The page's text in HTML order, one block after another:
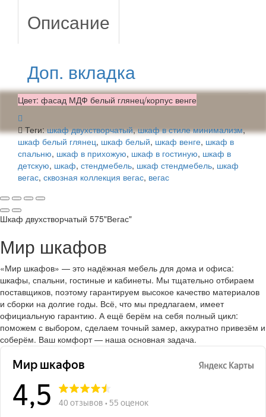
Описание
Доп. вкладка
Цвет: фасад МДФ белый глянец/корпус венге
Теги:шкаф двухстворчатый,шкаф в стиле минимализм,
шкаф белый глянец, шкаф белый, шкаф венге, шкаф в
спальню, шкаф в прихожую, шкаф в гостиную, шкаф в
детскую, шкаф, стендмебель, шкаф стендмебель, шкаф
вегас, сквозная коллекция вегас, вегас
Шкаф двухстворчатый 575"Вегас"
Мир шкафов
«Мир шкафов» — это надёжная мебель для дома и офиса:
шкафы, спальни, гостиные и кабинеты. Мы тщательно отбираем
поставщиков, поэтому гарантируем высокое качество материалов
и сборки на долгие годы. Всё, что мы предлагаем, имеет
официальную гарантию. А ещё берём на себя полный цикл:
поможем с выбором, сделаем точный замер, аккуратно привезём и
соберём. Ваш комфорт — наша основная задача.